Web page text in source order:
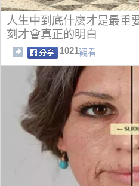
人生中到底什麼才是最重
刻才會真正的明白
1021觀看